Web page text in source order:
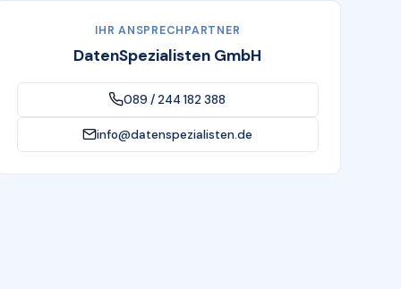
IHR ANSPRECHPARTNER
DatenSpezialisten GmbH
089 / 244 182 388
info@datenspezialisten.de